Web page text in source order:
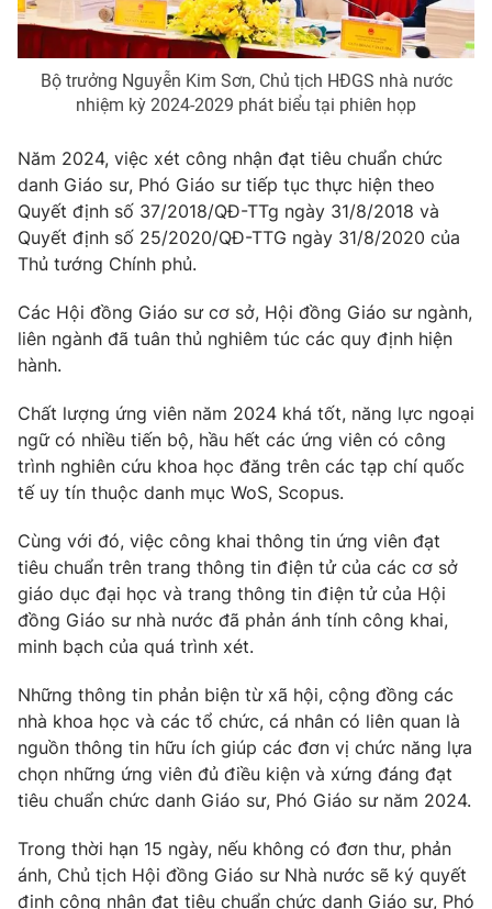
Ðiện thoại Thời báo VTV:024.66 897 897
Email:
toasoan@vtv.vn
Liên hệ quảng cáo:024-7300.7108
thuận bằng văn bản. Ghi rõ nguồn VTV.vn khi phát hành lại
thông tin từ website này.
Bộ trưởng Nguyễn Kim Sơn, Chủ tịch HĐGS nhà nước
nhiệm kỳ 2024-2029 phát biểu tại phiên họp
Năm 2024, việc xét công nhận đạt tiêu chuẩn chức
danh Giáo sư, Phó Giáo sư tiếp tục thực hiện theo
Quyết định số 37/2018/QĐ-TTg ngày 31/8/2018 và
Quyết định số 25/2020/QĐ-TTG ngày 31/8/2020 của
Thủ tướng Chính phủ.
Các Hội đồng Giáo sư cơ sở, Hội đồng Giáo sư ngành,
liên ngành đã tuân thủ nghiêm túc các quy định hiện
hành.
Chất lượng ứng viên năm 2024 khá tốt, năng lực ngoại
ngữ có nhiều tiến bộ, hầu hết các ứng viên có công
trình nghiên cứu khoa học đăng trên các tạp chí quốc
tế uy tín thuộc danh mục WoS, Scopus.
Cùng với đó, việc công khai thông tin ứng viên đạt
tiêu chuẩn trên trang thông tin điện tử của các cơ sở
giáo dục đại học và trang thông tin điện tử của Hội
đồng Giáo sư nhà nước đã phản ánh tính công khai,
minh bạch của quá trình xét.
Những thông tin phản biện từ xã hội, cộng đồng các
nhà khoa học và các tổ chức, cá nhân có liên quan là
nguồn thông tin hữu ích giúp các đơn vị chức năng lựa
chọn những ứng viên đủ điều kiện và xứng đáng đạt
tiêu chuẩn chức danh Giáo sư, Phó Giáo sư năm 2024.
Trong thời hạn 15 ngày, nếu không có đơn thư, phản
ánh, Chủ tịch Hội đồng Giáo sư Nhà nước sẽ ký quyết
định công nhận đạt tiêu chuẩn chức danh Giáo sư, Phó